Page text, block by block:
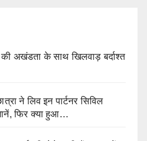
की अखंडता के साथ खिलवाड़ बर्दाश्त
ने लिव इन पार्टनर सिविल
फिर क्या हुआ…